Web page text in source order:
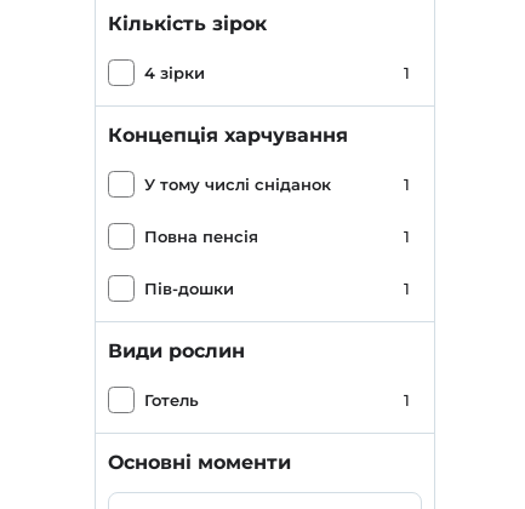
Кількість зірок
4 зірки 1
Концепція харчування
У тому числі сніданок 1
Повна пенсія 1
Пів-дошки 1
Види рослин
Готель 1
Основні моменти